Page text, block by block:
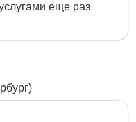
еще раз